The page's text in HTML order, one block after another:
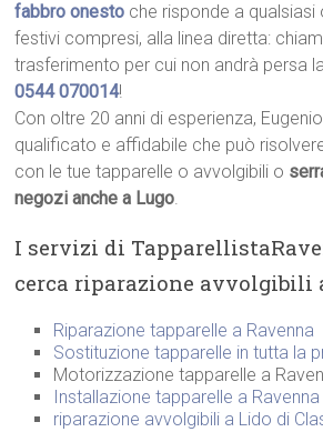
fabbro onesto che risponde a qualsiasi
festivi compresi, alla linea diretta:
trasferimento per cui non andrà persa
0544 070014!
Con oltre 20 anni di esperienza,
qualificato e affidabile che può
con le tue tapparelle o avvolgibili o
negozi anche a Lugo.
I servizi di
cerca riparazione avvolgibili
Riparazione tapparelle a Ravenna
Sostituzione tapparelle in tutta la
Motorizzazione tapparelle a
Installazione tapparelle a Ravenna
riparazione avvolgibili a Lido di